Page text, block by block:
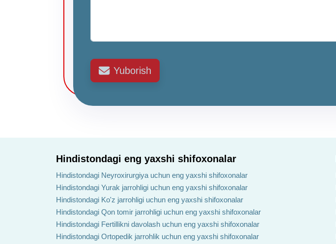
Yuborish
Hindistondagi eng yaxshi shifoxonalar
Hindistondagi Neyroxirurgiya uchun eng yaxshi shifoxonalar
Hindistondagi Yurak jarrohligi uchun eng yaxshi shifoxonalar
Hindistondagi Ko'z jarrohligi uchun eng yaxshi shifoxonalar
Hindistondagi Qon tomir jarrohligi uchun eng yaxshi shifoxonalar
Hindistondagi Fertillikni davolash uchun eng yaxshi shifoxonalar
Hindistondagi Ortopedik jarrohlik uchun eng yaxshi shifoxonalar